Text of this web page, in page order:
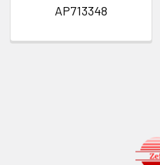
AP713348